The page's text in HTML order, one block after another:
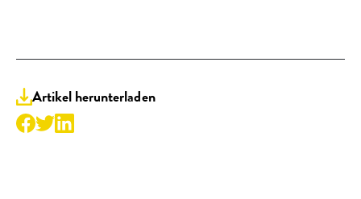
Artikel herunterladen